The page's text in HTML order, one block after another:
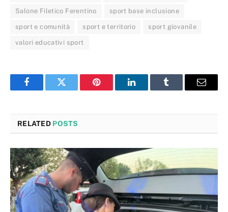
Salone Filetico Ferentino sport base inclusione
sport e comunità sport e territorio sport giovanile
valori educativi sport
FacebookTwitter Pinterest LinkedInTumblr Email
RELATED POSTS